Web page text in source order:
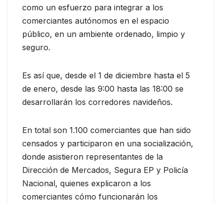
como un esfuerzo para integrar a los
comerciantes autónomos en el espacio
público, en un ambiente ordenado, limpio y
seguro.
Es así que, desde el 1 de diciembre hasta el 5
de enero, desde las 9:00 hasta las 18:00 se
desarrollarán los corredores navideños.
En total son 1.100 comerciantes que han sido
censados y participaron en una socialización,
donde asistieron representantes de la
Dirección de Mercados, Segura EP y Policía
Nacional, quienes explicaron a los
comerciantes cómo funcionarán los